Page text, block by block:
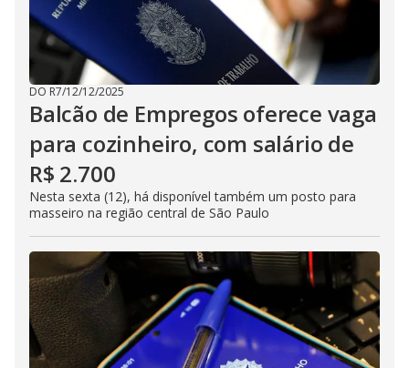
DO R7/12/12/2025
Balcão de Empregos oferece vaga
para cozinheiro, com salário de
R$ 2.700
Nesta sexta (12), há disponível também um posto para
masseiro na região central de São Paulo